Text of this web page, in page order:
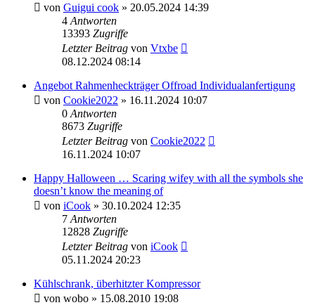
von Guigui cook » 20.05.2024 14:39
4 Antworten
13393 Zugriffe
Letzter Beitrag von Vtxbe
08.12.2024 08:14
Angebot Rahmenheckträger Offroad Individualanfertigung
von Cookie2022 » 16.11.2024 10:07
0 Antworten
8673 Zugriffe
Letzter Beitrag von Cookie2022
16.11.2024 10:07
Happy Halloween … Scaring wifey with all the symbols she
doesn’t know the meaning of
von iCook » 30.10.2024 12:35
7 Antworten
12828 Zugriffe
Letzter Beitrag von iCook
05.11.2024 20:23
Kühlschrank, überhitzter Kompressor
von wobo » 15.08.2010 19:08